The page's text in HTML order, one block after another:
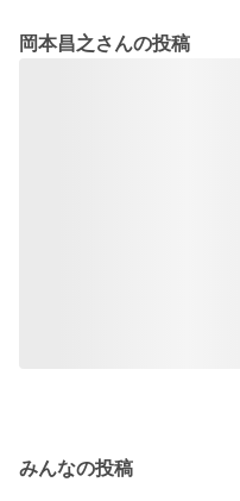
岡本昌之さんの投稿
みんなの投稿